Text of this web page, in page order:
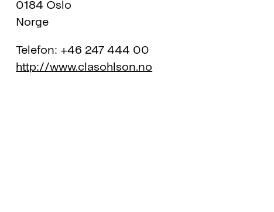
0184 Oslo
Norge
Telefon: +46 247 444 00
http://www.clasohlson.no